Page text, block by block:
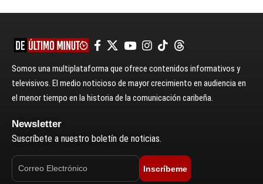
Somos una multiplataforma que ofrece contenidos informativos y
televisivos. El medio noticioso de mayor crecimiento en audiencia en
el menor tiempo en la historia de la comunicación caribeña.
Newsletter
Suscríbete a nuestro boletín de noticias.
Inscríbeme